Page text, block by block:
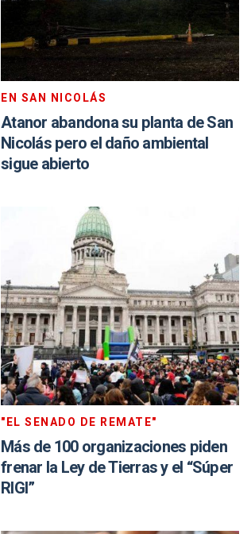
EN SAN NICOLÁS
Atanor abandona su planta de San
Nicolás pero el daño ambiental
sigue abierto
"EL SENADO DE REMATE"
Más de 100 organizaciones piden
frenar la Ley de Tierras y el “Súper
RIGI”